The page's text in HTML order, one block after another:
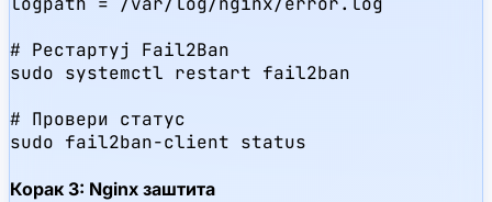
# Рестартуј Fail2Ban
sudo systemctl restart fail2ban
# Провери статус
sudo fail2ban-client status
Корак 3: Nginx заштита